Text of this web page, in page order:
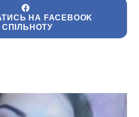
НА FACEBOOK
СПІЛЬНОТУ